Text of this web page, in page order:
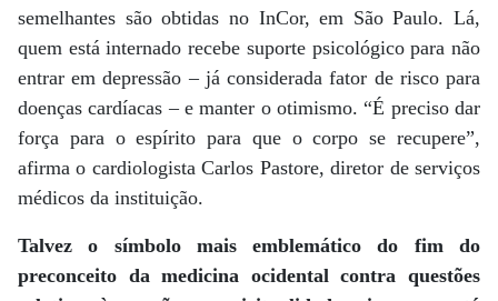
semelhantes são obtidas no InCor, em São Paulo. Lá,
quem está internado recebe suporte psicológico para não
entrar em depressão – já considerada fator de risco para
doenças cardíacas – e manter o otimismo. “É preciso dar
força para o espírito para que o corpo se recupere”,
afirma o cardiologista Carlos Pastore, diretor de serviços
médicos da instituição.
Talvez o símbolo mais emblemático do fim do
preconceito da medicina ocidental contra questões